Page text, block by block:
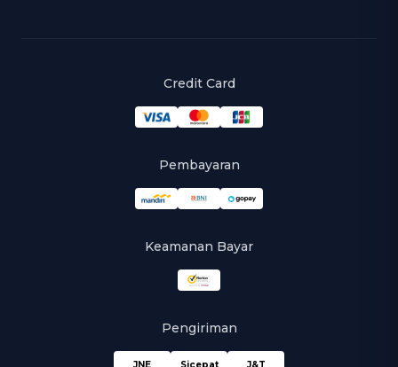
Credit Card
Pembayaran
Keamanan Bayar
Pengiriman